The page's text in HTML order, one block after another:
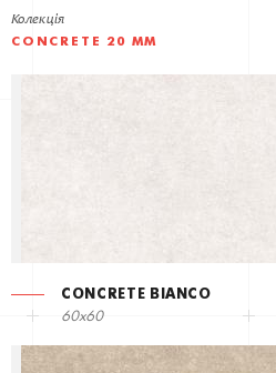
Колекція
CONCRETE 20 ММ
CONCRETE BIANCO
60x60